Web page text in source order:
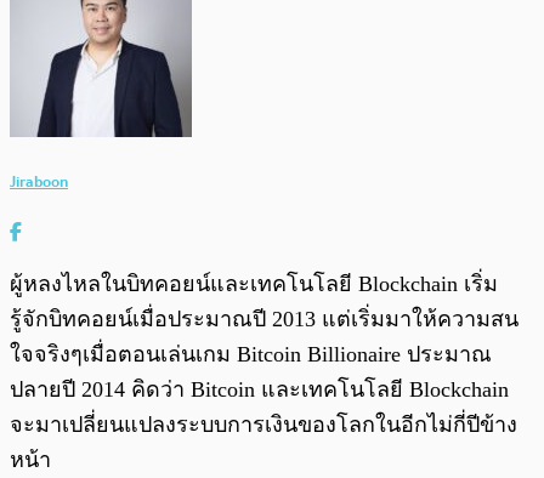
Jiraboon
ผู้หลงไหลในบิทคอยน์และเทคโนโลยี Blockchain เริ่ม
รู้จักบิทคอยน์เมื่อประมาณปี 2013 แต่เริ่มมาให้ความสน
ใจจริงๆเมื่อตอนเล่นเกม Bitcoin Billionaire ประมาณ
ปลายปี 2014 คิดว่า Bitcoin และเทคโนโลยี Blockchain
จะมาเปลี่ยนแปลงระบบการเงินของโลกในอีกไม่กี่ปีข้าง
หน้า